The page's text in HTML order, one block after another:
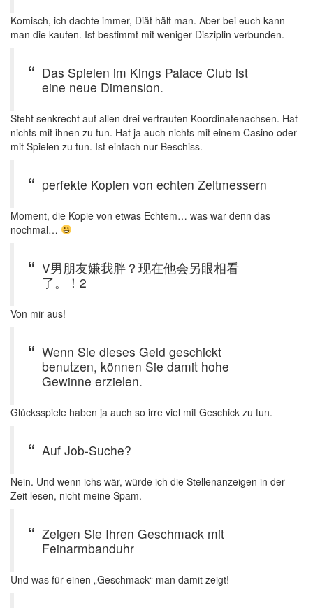
Komisch, ich dachte immer, Diät hält man. Aber bei euch kann
man die kaufen. Ist bestimmt mit weniger Disziplin verbunden.
Das Spielen im Kings Palace Club ist
eine neue Dimension.
Steht senkrecht auf allen drei vertrauten Koordinatenachsen. Hat
nichts mit ihnen zu tun. Hat ja auch nichts mit einem Casino oder
mit Spielen zu tun. Ist einfach nur Beschiss.
perfekte Kopien von echten Zeitmessern
Moment, die Kopie von etwas Echtem… was war denn das
nochmal…
V男朋友嫌我胖？现在他会另眼相看
了。！2
Von mir aus!
Wenn Sie dieses Geld geschickt
benutzen, können Sie damit hohe
Gewinne erzielen.
Glücksspiele haben ja auch so irre viel mit Geschick zu tun.
Auf Job-Suche?
Nein. Und wenn ichs wär, würde ich die Stellenanzeigen in der
Zeit lesen, nicht meine Spam.
Zeigen Sie Ihren Geschmack mit
Feinarmbanduhr
Und was für einen „Geschmack“ man damit zeigt!